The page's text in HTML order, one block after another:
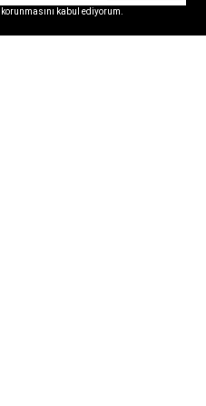
korunmasını kabul ediyorum.